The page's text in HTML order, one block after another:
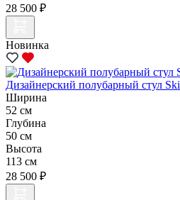
28 500 ₽
Новинка
Дизайнерский полубарный стул
Ширина
52 см
Глубина
50 см
Высота
113 см
28 500 ₽